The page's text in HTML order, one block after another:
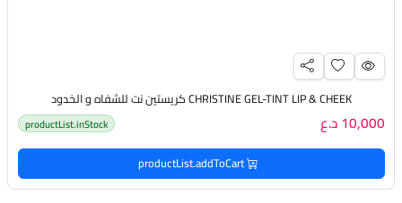
CHRISTINE GEL-TINT LIP & CHEEK كريستين نت للشفاه و الخدود
10,000 د.ع productList.inStock
productList.addToCart